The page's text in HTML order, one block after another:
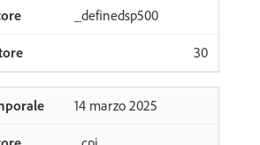
_definedsp500
30
14 marzo 2025